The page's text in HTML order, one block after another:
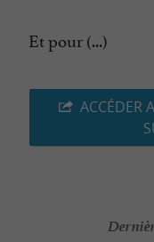
Et pour (...)
ACCÉDER